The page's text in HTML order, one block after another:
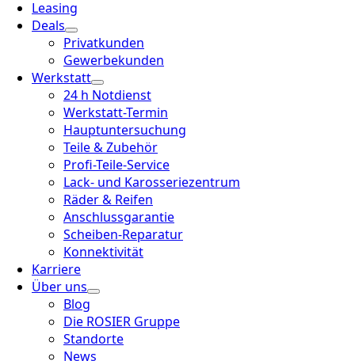
Leasing
Deals
Privatkunden
Gewerbekunden
Werkstatt
24 h Notdienst
Werkstatt-Termin
Hauptuntersuchung
Teile & Zubehör
Profi-Teile-Service
Lack- und Karosseriezentrum
Räder & Reifen
Anschlussgarantie
Scheiben-Reparatur
Konnektivität
Karriere
Über uns
Blog
Die ROSIER Gruppe
Standorte
News